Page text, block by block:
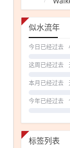
作
似水流年
今日已经过去
这周已经过去
本月已经过去
今年已经过去
标签列表